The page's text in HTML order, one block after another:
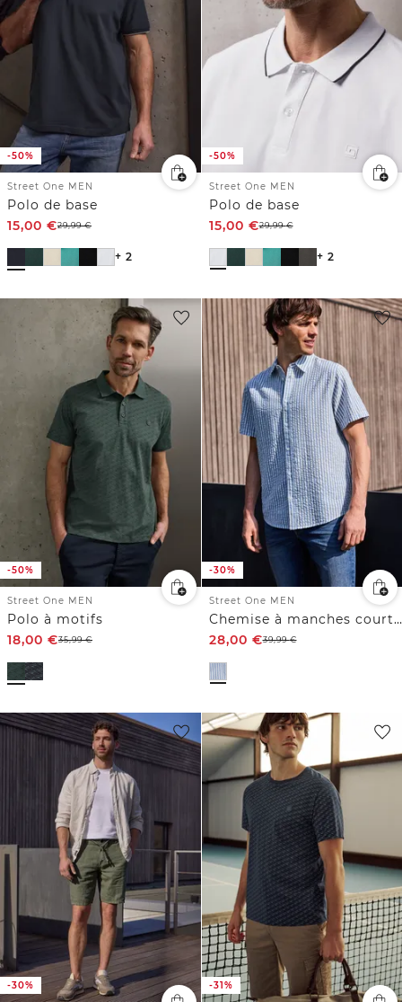
-50%
Street One MEN
Polo de base
15,00 €29,99€
+ 2
-50%
Street One MEN
Polo de base
15,00 €29,99€
+ 2
-50%
Street One MEN
Polo à motifs
18,00 €35,99€
-30%
Street One MEN
Chemise à manches courtes en qualité seersucker
28,00 €39,99€
-30% -31%